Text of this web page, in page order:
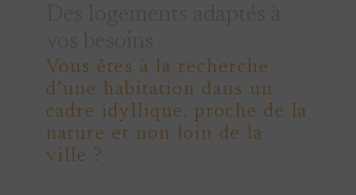
Des logements adaptés à
vos besoins
Vous êtes à la recherche
d’une habitation dans un
cadre idyllique, proche de la
nature et non loin de la
ville ?